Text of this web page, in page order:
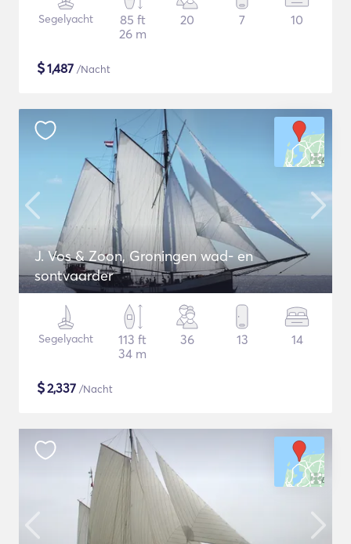
Segelyacht
85 ft
26 m
20 7 10
$1,487 /Nacht
J. Vos & Zoon, Groningen wad- en
sontvaarder
Segelyacht
113 ft
34 m
36 13 14
$2,337 /Nacht